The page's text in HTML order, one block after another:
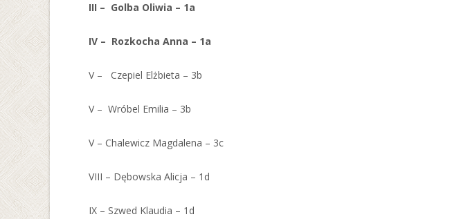
III – Golba Oliwia – 1a
IV – Rozkocha Anna – 1a
V – Czepiel Elżbieta – 3b
V – Wróbel Emilia – 3b
V – Chalewicz Magdalena – 3c
VIII – Dębowska Alicja – 1d
IX – Szwed Klaudia – 1d